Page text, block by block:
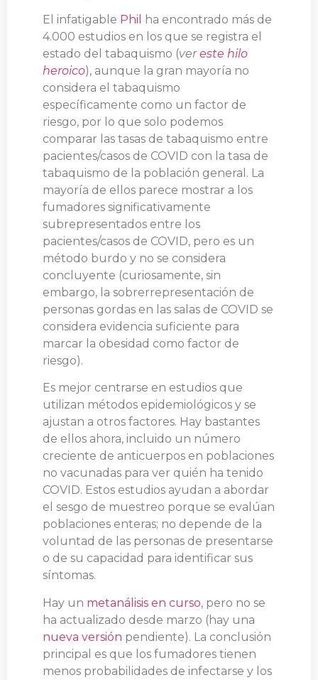
El infatigable Phil
ha encontrado más de
4.000 estudios en los que se registra el
estado del tabaquismo (vereste hilo
heroico), aunque la gran mayoría no
considera el tabaquismo
específicamente como un factor de
riesgo, por lo que solo podemos
comparar las tasas de tabaquismo entre
pacientes/casos de COVID con la tasa de
tabaquismo de la población general. La
mayoría de ellos parece mostrar a los
fumadores significativamente
subrepresentados entre los
pacientes/casos de COVID, pero es un
método burdo y no se considera
concluyente (curiosamente, sin
embargo, la sobrerrepresentación de
personas gordas en las salas de COVID se
considera evidencia suficiente para
marcar la obesidad como factor de
riesgo).
Es mejor centrarse en estudios que
utilizan métodos epidemiológicos y se
ajustan a otros factores. Hay bastantes
de ellos ahora, incluido un número
creciente de anticuerpos en poblaciones
no vacunadas para ver quién ha tenido
COVID. Estos estudios ayudan a abordar
el sesgo de muestreo porque se evalúan
poblaciones enteras; no depende de la
voluntad de las personas de presentarse
o de su capacidad para identificar sus
síntomas.
Hay un metanálisis en curso, pero no se
ha actualizado desde marzo (hay una
nueva versión pendiente). La conclusión
principal es que los fumadores tienen
menos probabilidades de infectarse y los